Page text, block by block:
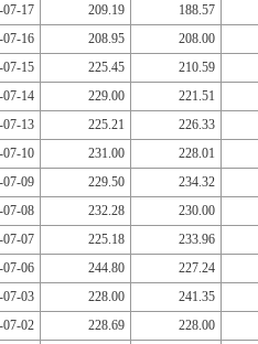
07-17
209.19
188.57
07-16
208.95
208.00
07-15
225.45
210.59
07-14
229.00
221.51
07-13
225.21
226.33
07-10
231.00
228.01
07-09
229.50
234.32
07-08
232.28
230.00
07-07
225.18
233.96
07-06
244.80
227.24
07-03
228.00
241.35
07-02
228.69
228.00